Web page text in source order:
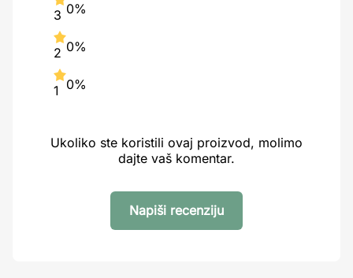
3 0%
2 0%
1 0%
Ukoliko ste koristili ovaj proizvod, molimo
dajte vaš komentar.
Napiši recenziju